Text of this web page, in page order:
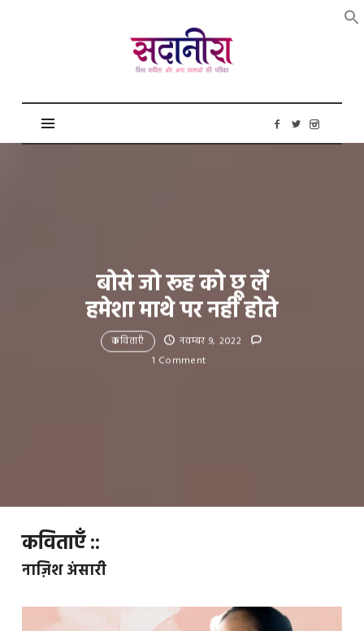
सदानीरा
बोसे जो रूह को छू लें
हमेशा माथे पर नहीं होते
कविताएँ
नवम्बर 9, 2022
1 Comment
कविताएँ ::
नाज़िश अंसारी